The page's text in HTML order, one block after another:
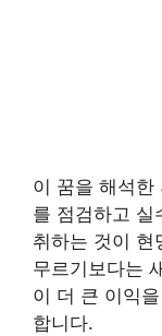
이 꿈을 해석한
를 점검하고 실
취하는 것이 현
무르기보다는
이 더 큰 이익
합니다.